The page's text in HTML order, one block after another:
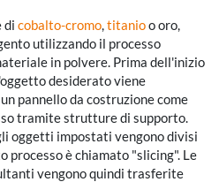
di cobalto-cromo,titanioo oro,
utilizzando il processo
in polvere. Prima dell'inizio
desiderato viene
pannello da costruzione come
tramite strutture di supporto.
oggetti impostati vengono divisi
è chiamato "slicing". Le
vengono quindi trasferite